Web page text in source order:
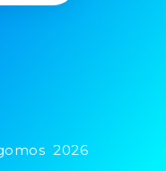
2026